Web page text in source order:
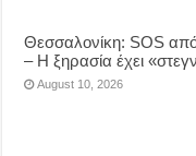
Θεσσαλονίκη: SOS
– Η ξηρασία έχει
August 10, 2026